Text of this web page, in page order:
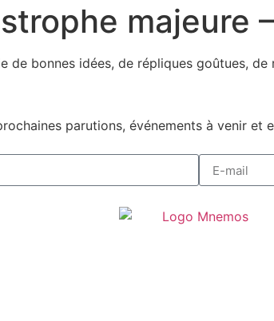
majeure
de bonnes idées, de répliques goûtues,
parutions, événements à venir et